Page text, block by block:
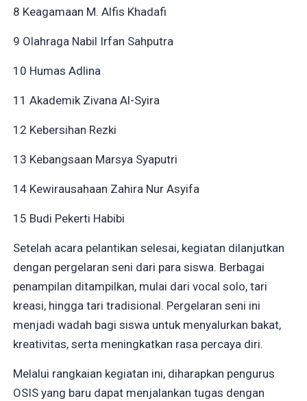
8 Keagamaan M. Alfis Khadafi
9 Olahraga Nabil Irfan Sahputra
10 Humas Adlina
11 Akademik Zivana Al-Syira
12 Kebersihan Rezki
13 Kebangsaan Marsya Syaputri
14 Kewirausahaan Zahira Nur Asyifa
15 Budi Pekerti Habibi
Setelah acara pelantikan selesai, kegiatan dilanjutkan
dengan pergelaran seni dari para siswa. Berbagai
penampilan ditampilkan, mulai dari vocal solo, tari
kreasi, hingga tari tradisional. Pergelaran seni ini
menjadi wadah bagi siswa untuk menyalurkan bakat,
kreativitas, serta meningkatkan rasa percaya diri.
Melalui rangkaian kegiatan ini, diharapkan pengurus
OSIS yang baru dapat menjalankan tugas dengan